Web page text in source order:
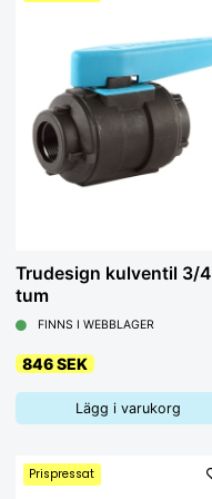
Trudesign kulventil 3/4
tum
FINNS I WEBBLAGER
846 SEK
Lägg i varukorg
Prispressat